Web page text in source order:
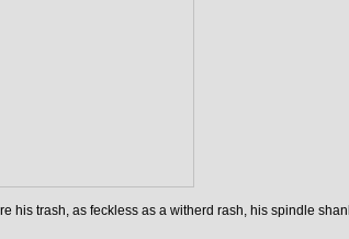
his trash, as feckless as a witherd rash, his spindle